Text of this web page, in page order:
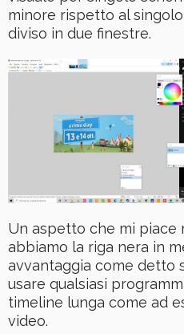
minore rispetto al
diviso in due finestre.
Un aspetto che mi piace
abbiamo la riga nera in
avvantaggia come detto
usare qualsiasi
timeline lunga come ad
video.